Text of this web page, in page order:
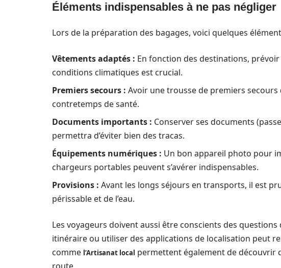
Éléments indispensables à ne pas négliger
Lors de la préparation des bagages, voici quelques
Vêtements adaptés : En fonction des destinations,
conditions climatiques est crucial.
Premiers secours : Avoir une trousse de premiers secours
contretemps de santé.
Documents importants : Conserver ses documents
permettra d’éviter bien des tracas.
Équipements numériques : Un bon appareil photo pour
chargeurs portables peuvent s’avérer indispensables.
Provisions : Avant les longs séjours en transports, il est
périssable et de l’eau.
Les voyageurs doivent aussi être conscients des
itinéraire ou utiliser des applications de localisation peut
comme l’Artisanat local permettent également de découvrir